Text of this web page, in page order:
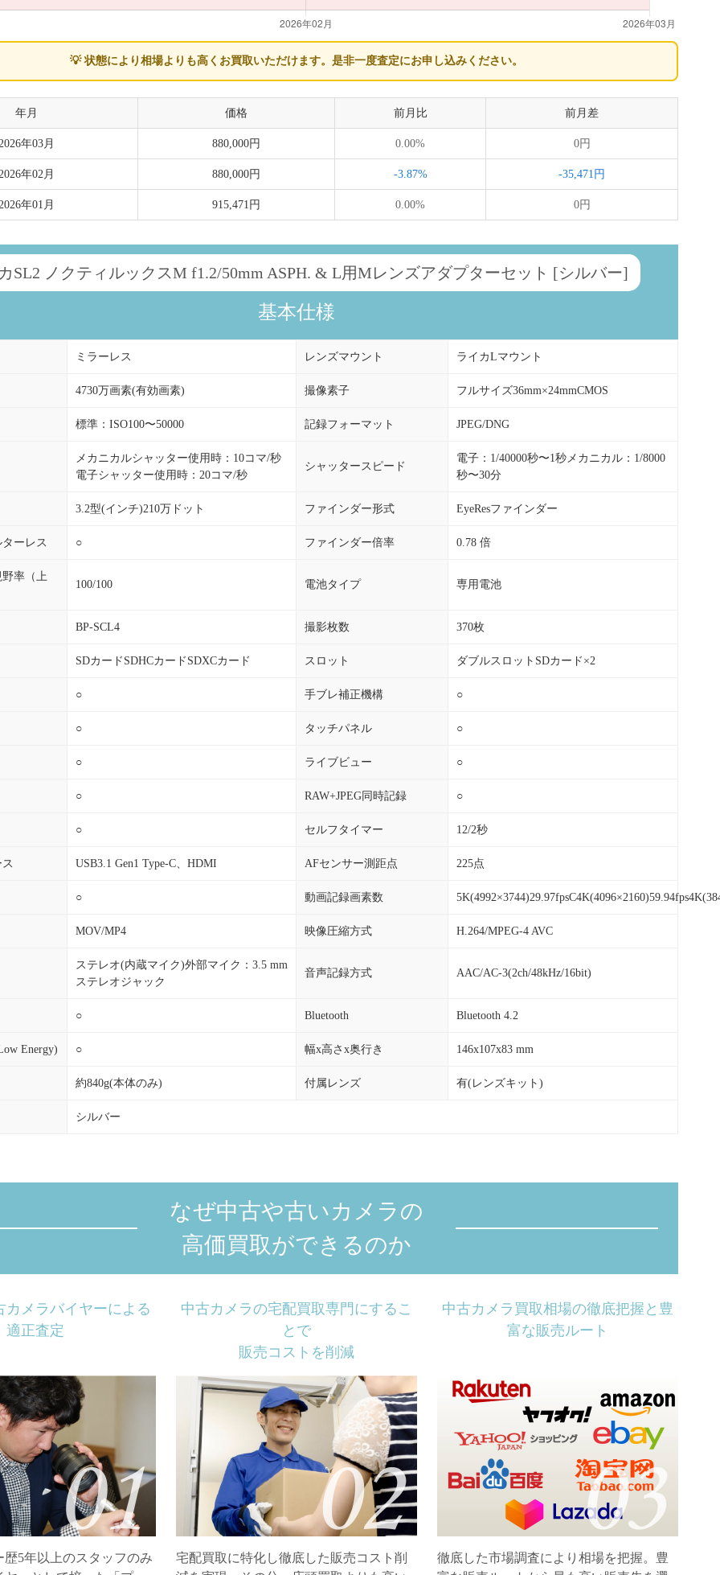
💡 状態により相場よりも高くお買取いただけます。 是非一度査定にお申し込みください。
年月 価格 前月比 前月差
年03月 880,000円 0.00% 0円
年02月 880,000円 -3.87% -35,471円
年01月 915,471円 0.00% 0円
SL2 ノクティルックスM f1.2/50mm ASPH. & L用Mレンズアダプターセット [シルバー]
基本仕様
ミラーレス レンズマウント ライカLマウント
4730万画素(有効画素) 撮像素子 フルサイズ36mm×24mmCMOS
標準：ISO100〜50000 記録フォーマット JPEG/DNG
メカニカルシャッター使用時：10コマ/秒
電子シャッター使用時：20コマ/秒
シャッタースピード
電子：1/40000秒〜1秒メカニカル：1/8000
秒〜30分
3.2型(インチ)210万ドット ファインダー形式 EyeResファインダー
ーレス ○ ファインダー倍率 0.78 倍
率（上
100/100 電池タイプ 専用電池
BP-SCL4 撮影枚数 370枚
SDカードSDHCカードSDXCカード スロット ダブルスロットSDカード×2
○ 手ブレ補正機構 ○
○ タッチパネル ○
○ ライブビュー ○
○ RAW+JPEG同時記録 ○
○ セルフタイマー 12/2秒
USB3.1 Gen1 Type-C、HDMI AFセンサー測距点 225点
○ 動画記録画素数
MOV/MP4 映像圧縮方式 H.264/MPEG-4 AVC
ステレオ(内蔵マイク)外部マイク：3.5 mm
ステレオジャック
音声記録方式 AAC/AC-3(2ch/48kHz/16bit)
○ Bluetooth Bluetooth 4.2
Energy) ○ 幅x高さx奥行き 146x107x83 mm
約840g(本体のみ) 付属レンズ 有(レンズキット)
シルバー
なぜ中古や古いカメラの
高価買取ができるのか
カメラバイヤーによる
適正査定
歴5年以上のスタッフのみ
中古カメラの宅配買取専門にするこ
とで
販売コストを削減
宅配買取に特化し徹底した販売コスト削
中古カメラ買取相場の徹底把握と豊
富な販売ルート
徹底した市場調査により相場を把握。豊